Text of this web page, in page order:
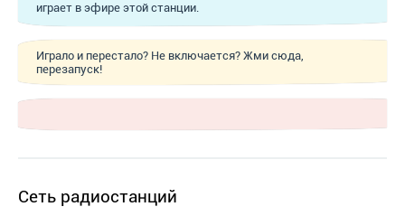
играет в эфире этой станции.
Играло и перестало? Не включается? Жми сюда,
перезапуск!
Сеть радиостанций